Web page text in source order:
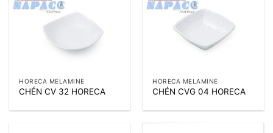
HORECA MELAMINE
CHÉN CV 32 HORECA
HORECA MELAMINE
CHÉN CVG 04 HORECA